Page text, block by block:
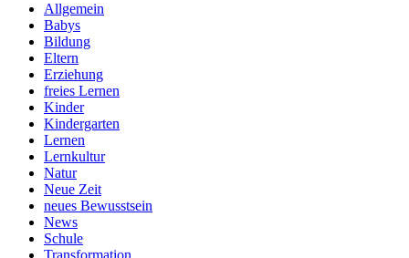
Allgemein
Babys
Bildung
Eltern
Erziehung
freies Lernen
Kinder
Kindergarten
Lernen
Lernkultur
Natur
Neue Zeit
neues Bewusstsein
News
Schule